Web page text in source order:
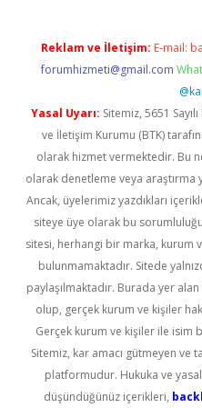
Reklam ve İletişim: E-mail:
forumhizmeti@gmail.com
Yasal Uyarı: Sitemiz, 5651
ve İletişim Kurumu (BTK)
olarak hizmet vermektedir. Bu
olarak denetleme veya araştırma
Ancak, üyelerimiz yazdıkları
siteye üye olarak bu
sitesi, herhangi bir marka, kurum
bulunmamaktadır. Sitede
paylaşılmaktadır. Burada yer
olup, gerçek kurum ve kişiler
Gerçek kurum ve kişiler ile
Sitemiz, kar amacı gütmeyen ve
platformudur. Hukuka ve
düşündüğünüz içerikleri,